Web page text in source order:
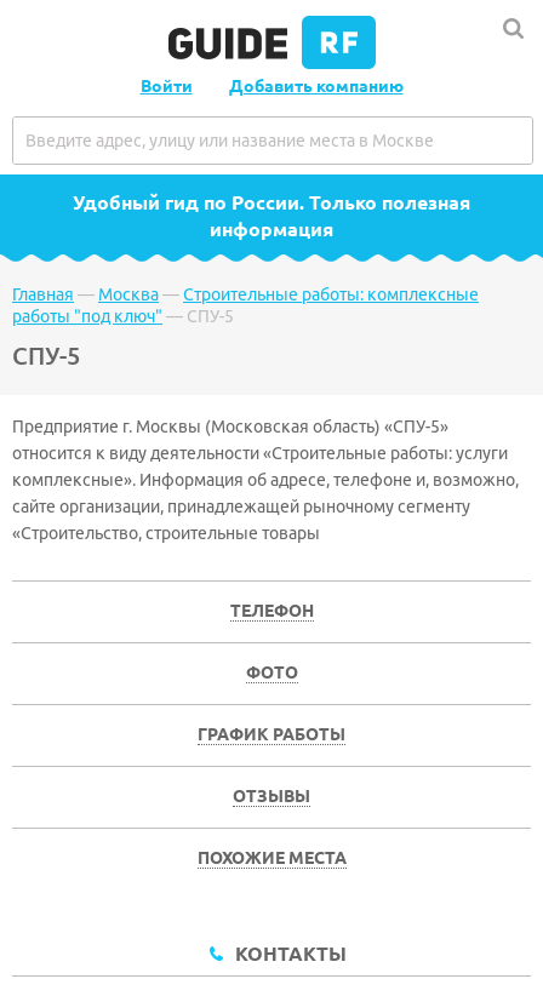
Войти Добавить компанию
Удобный гид по России. Только полезная
информация
Главная — Москва—Строительные работы: комплексные
работы "под ключ" — СПУ-5
СПУ-5
Предприятие г. Москвы (Московская область) «СПУ-5»
относится к виду деятельности «Строительные работы: услуги
комплексные». Информация об адресе, телефоне и, возможно,
сайте организации, принадлежащей рыночному сегменту
«Строительство, строительные товары
ТЕЛЕФОН
ФОТО
ГРАФИК РАБОТЫ
ОТЗЫВЫ
ПОХОЖИЕ МЕСТА
КОНТАКТЫ